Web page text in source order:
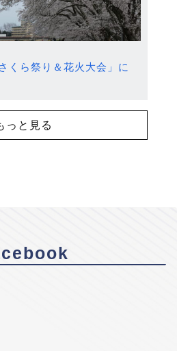
くら祭り＆花火大会」に
っと見る